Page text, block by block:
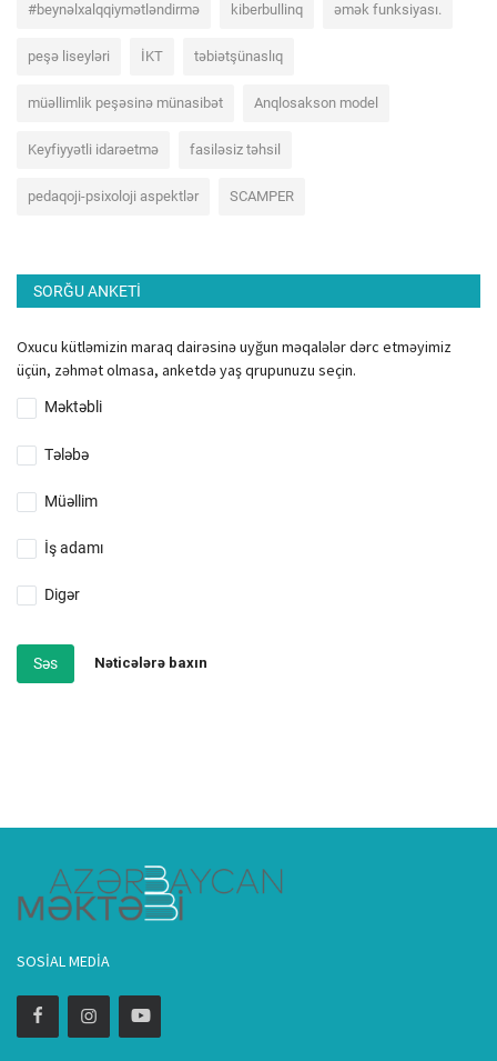
#beynəlxalqqiymətləndirmə kiberbullinq əmək funksiyası.
peşə liseyləri İKT təbiətşünaslıq
müəllimlik peşəsinə münasibət Anqlosakson model
Keyfiyyətli idarəetmə fasiləsiz təhsil
pedaqoji-psixoloji aspektlər SCAMPER
SORĞU ANKETI
Oxucu kütləmizin maraq dairəsinə uyğun məqalələr dərc etməyimiz
üçün, zəhmət olmasa, anketdə yaş qrupunuzu seçin.
Məktəbli
Tələbə
Müəllim
İş adamı
Digər
Səs Nəticələrə baxın
SOSIAL MEDIA